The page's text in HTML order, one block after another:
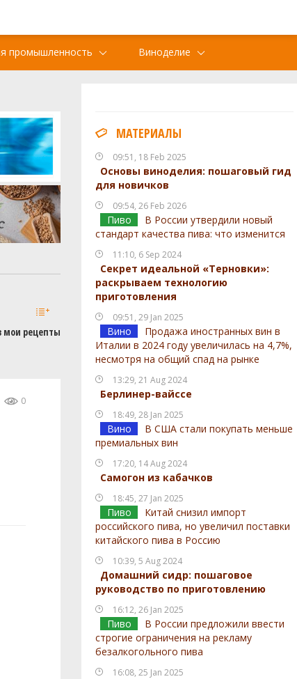
промышленность Виноделие
МАТЕРИАЛЫ
09:51, 18 Feb 2025
Основы виноделия: пошаговый гид
для новичков
09:54, 26 Feb 2026
Пиво
В России утвердили новый
стандарт качества пива: что изменится
11:10, 6 Sep 2024
Секрет идеальной «Терновки»:
раскрываем технологию
приготовления
09:51, 29 Jan 2025
Вино
Продажа иностранных вин в
Италии в 2024 году увеличилась на 4,7%,
несмотря на общий спад на рынке
13:29, 21 Aug 2024
Берлинер-вайссе
18:49, 28 Jan 2025
Вино
В США стали покупать меньше
премиальных вин
17:20, 14 Aug 2024
Самогон из кабачков
18:45, 27 Jan 2025
Пиво
Китай снизил импорт
российского пива, но увеличил поставки
китайского пива в Россию
10:39, 5 Aug 2024
Домашний сидр: пошаговое
руководство по приготовлению
16:12, 26 Jan 2025
Пиво
В России предложили ввести
строгие ограничения на рекламу
безалкогольного пива
16:08, 25 Jan 2025
мои рецепты
0